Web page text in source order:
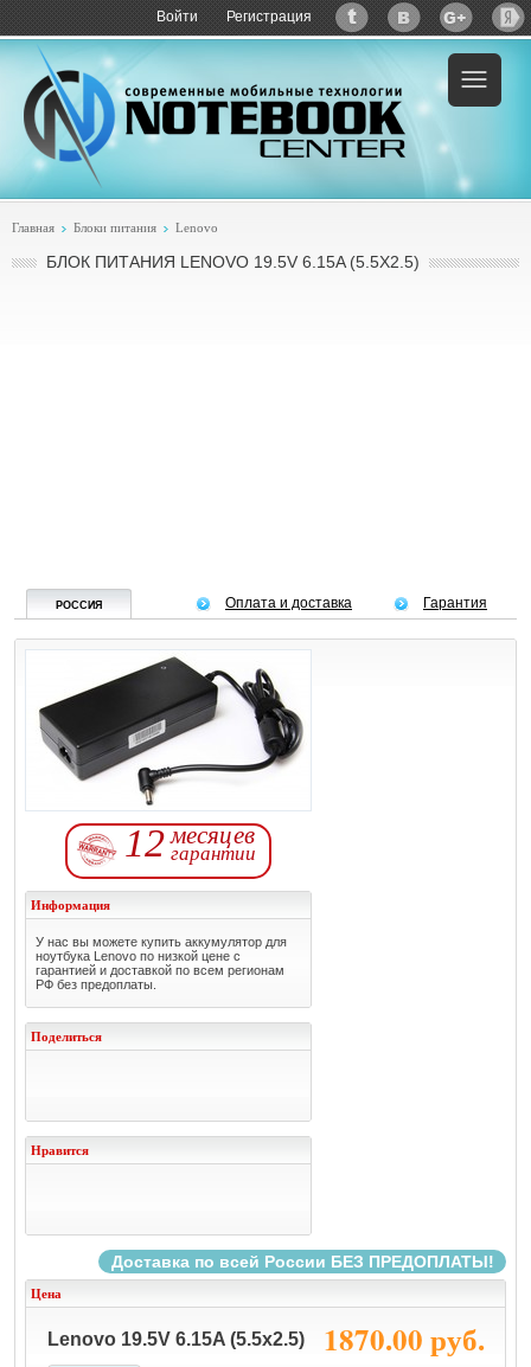
Войти Регистрация
Главная Блоки питания Lenovo
БЛОК ПИТАНИЯ LENOVO 19.5V 6.15A (5.5X2.5)
РОССИЯ Гарантия
Оплата и доставка
12 месяцев
гарантии
Информация
У нас вы можете купить аккумулятор для
ноутбука Lenovo по низкой цене с
гарантией и доставкой по всем регионам
РФ без предоплаты.
Поделиться
Нравится
Доставка по всей России БЕЗ ПРЕДОПЛАТЫ!
Цена
Lenovo 19.5V 6.15A (5.5x2.5) 1870.00 руб.